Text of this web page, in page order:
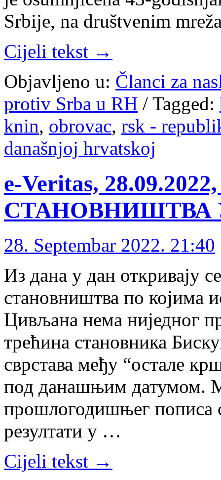
Srbije, na društvenim
Cijeli tekst →
Objavljeno u: Članci za
protiv Srba u RH / Tagged:
knin, obrovac, rsk -
današnjoj hrvatskoj
e-Veritas,
СТАНОВНИШТВА
28. Septembar 2022. 21:40
Из дана у дан откривају
становништва по којима
Цивљана нема ниједног
трећина становника
сврстава међу “остале
под данашњим датумом.
прошлогодишњег пописа
резултати у …
Cijeli tekst →